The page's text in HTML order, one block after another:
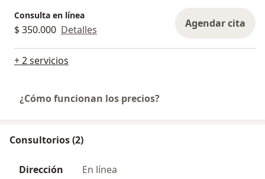
Consulta en línea
$ 350.000 Detalles Agendar cita
+ 2 servicios
¿Cómo funcionan los precios?
Consultorios (2)
Dirección En línea